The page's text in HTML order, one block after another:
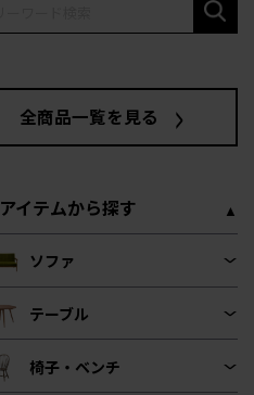
全商品一覧を見る
アイテムから探す
ソファ
テーブル
椅子・ベンチ